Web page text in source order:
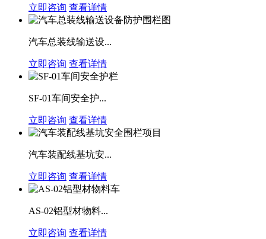
立即咨询 查看详情
汽车总装线输送设...
立即咨询 查看详情
SF-01车间安全护...
立即咨询 查看详情
汽车装配线基坑安...
立即咨询 查看详情
AS-02铝型材物料...
立即咨询 查看详情